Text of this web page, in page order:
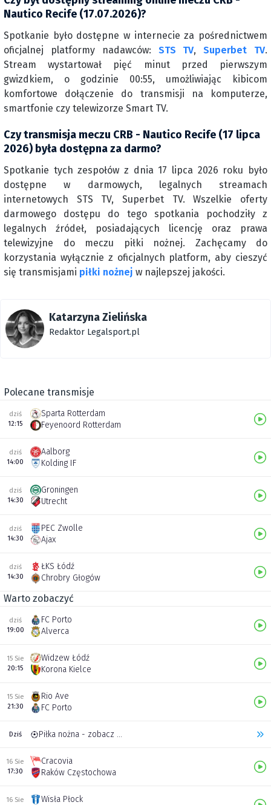
Nautico Recife (17.07.2026)?
Spotkanie było dostępne w internecie za pośrednictwem
oficjalnej platformy nadawców: STS TV,Superbet TV.
Stream wystartował pięć minut przed pierwszym
gwizdkiem, o godzinie 00:55, umożliwiając kibicom
komfortowe dołączenie do transmisji na komputerze,
smartfonie czy telewizorze Smart TV.
Czy transmisja meczu CRB - Nautico Recife (17 lipca
2026) była dostępna za darmo?
Spotkanie tych zespołów z dnia 17 lipca 2026 roku było
dostępne w darmowych, legalnych streamach
internetowych STS TV, Superbet TV. Wszelkie oferty
darmowego dostępu do tego spotkania pochodziły z
legalnych źródeł, posiadających licencję oraz prawa
telewizyjne do meczu piłki nożnej. Zachęcamy do
korzystania wyłącznie z oficjalnych platform, aby cieszyć
się transmisjami piłki nożnej w najlepszej jakości.
Katarzyna Zielińska
Redaktor Legalsport.pl
Polecane transmisje
dziś
12:15
Sparta Rotterdam
Feyenoord Rotterdam
dziś
14:00
Aalborg
Kolding IF
dziś
14:30
Groningen
Utrecht
dziś
14:30
PEC Zwolle
Ajax
dziś
14:30
ŁKS Łódź
Chrobry Głogów
Warto zobaczyć
dziś
19:00
FC Porto
Alverca
15 Sie
20:15
Widzew Łódź
Korona Kielce
15 Sie
21:30
Rio Ave
FC Porto
Dziś Piłka nożna - zobacz inne transmisje
16 Sie
17:30
Cracovia
Raków Częstochowa
16 Sie
Wisła Płock